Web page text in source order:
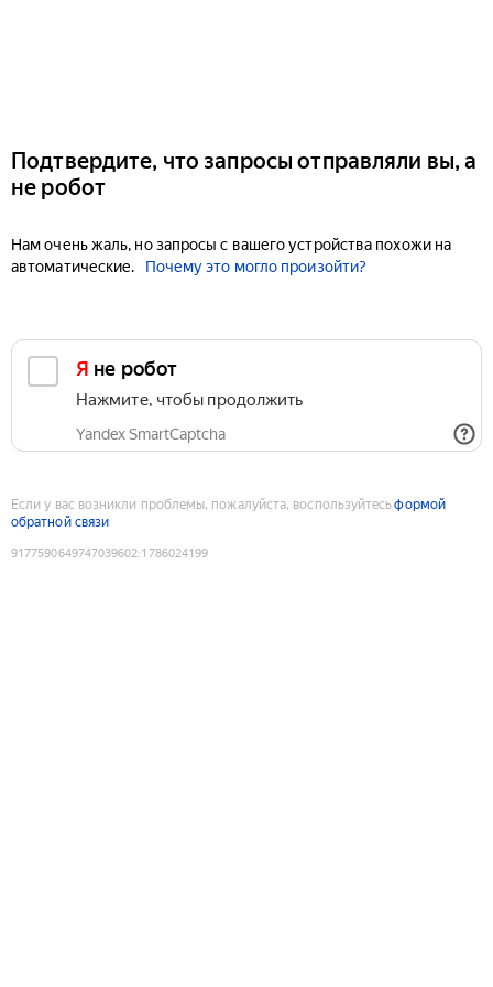
Подтвердите, что запросы отправляли вы, а
не робот
Нам очень жаль, но запросы с вашего устройства похожи на
автоматические.
Почему это могло произойти?
Я не робот
Нажмите, чтобы продолжить
Yandex SmartCaptcha
Если у вас возникли проблемы, пожалуйста, воспользуйтесьформой
обратной связи
9177590649747039602:1786024199